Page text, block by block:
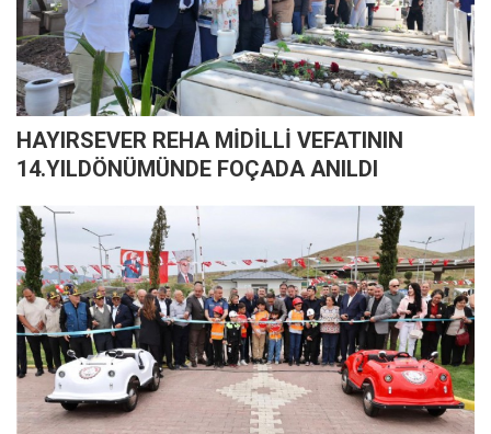
HAYIRSEVER REHA MİDİLLİ VEFATININ
14.YILDÖNÜMÜNDE FOÇADA ANILDI